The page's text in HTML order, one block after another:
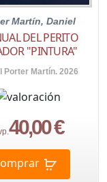
Martín, Daniel
DEL PERITO
"PINTURA"
Porter Martín. 2026
40,00 €